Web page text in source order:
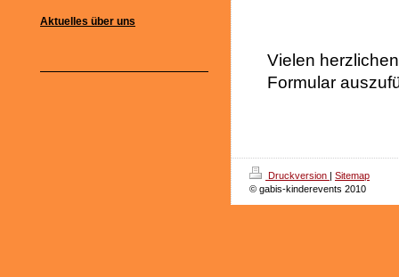
Vielen
Formular
Aktuelles über uns
Druckversion | Sitemap
© gabis-kinderevents 2010